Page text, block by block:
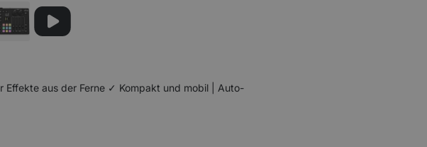
aus der Ferne ✓ Kompakt und mobil | Auto-